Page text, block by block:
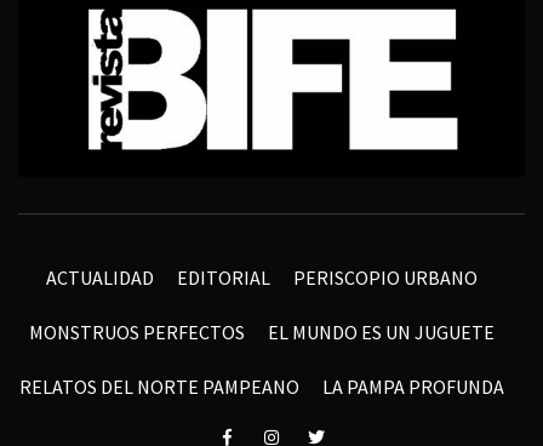
ACTUALIDAD EDITORIAL PERISCOPIO URBANO
MONSTRUOS PERFECTOS EL MUNDO ES UN JUGUETE
RELATOS DEL NORTE PAMPEANO LA PAMPA PROFUNDA
ElementoElementoElemento